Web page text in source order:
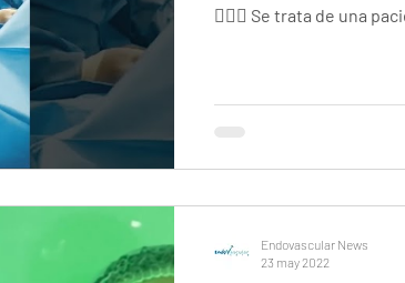
👨🏽‍⚕ Se trata de una
Endovascular News
23 may 2022